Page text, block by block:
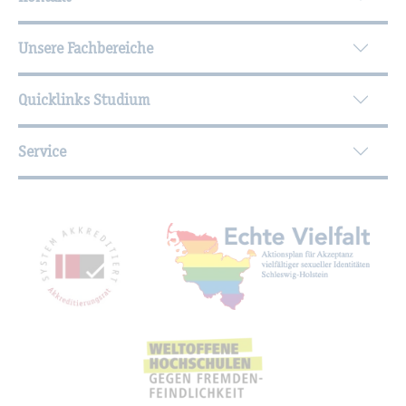
Unsere Fachbereiche
Quicklinks Studium
Service
Mit­glied­schaf­ten,